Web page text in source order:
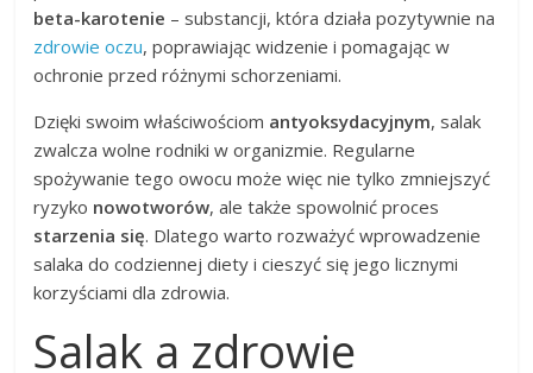
beta-karotenie – substancji, która działa pozytywnie na
zdrowie oczu, poprawiając widzenie i pomagając w
ochronie przed różnymi schorzeniami.
Dzięki swoim właściwościom antyoksydacyjnym, salak
zwalcza wolne rodniki w organizmie. Regularne
spożywanie tego owocu może więc nie tylko zmniejszyć
ryzyko nowotworów, ale także spowolnić proces
starzenia się. Dlatego warto rozważyć wprowadzenie
salaka do codziennej diety i cieszyć się jego licznymi
korzyściami dla zdrowia.
Salak a zdrowie